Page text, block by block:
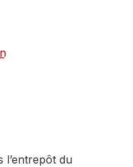
l’entrepôt du